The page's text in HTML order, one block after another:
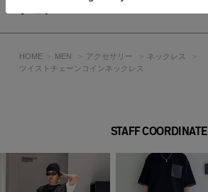
HOME MEN アクセサリー
ネックレス
ツイストチェーンコインネックレス
STAFF COORDINATE